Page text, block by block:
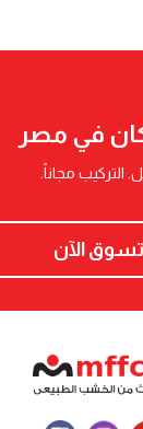
في مصر
مجاناً.
تسوق الآن